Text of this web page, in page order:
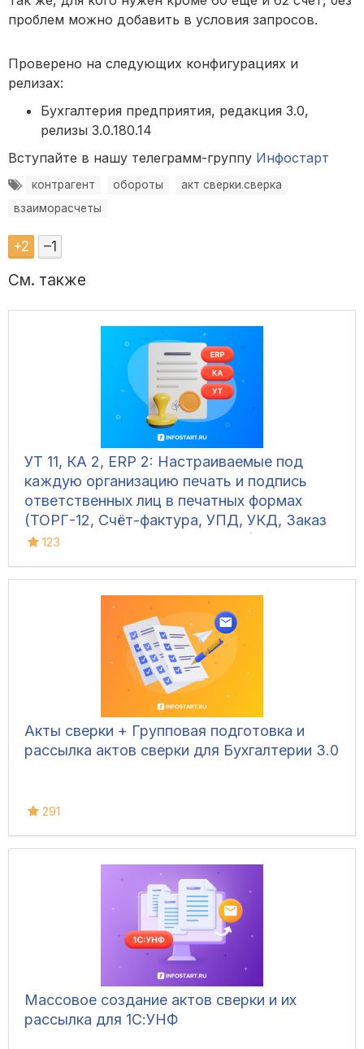
проблем можно добавить в условия запросов.
Проверено на следующих конфигурациях и
релизах:
Бухгалтерия предприятия, редакция 3.0,
релизы 3.0.180.14
Вступайте в нашу телеграмм-группу Инфостарт
контрагент обороты
акт сверки.сверка
взаиморасчеты
+2 –1
См. также
УТ 11, КА 2, ERP 2: Настраиваемые под
каждую организацию печать и подпись
ответственных лиц в печатных формах
(ТОРГ-12, Счёт-фактура, УПД, УКД, Заказ
клиента, Акт сверки, М-15 и др.)
123
Акты сверки + Групповая подготовка и
рассылка актов сверки для Бухгалтерии 3.0
291
Массовое создание актов сверки и их
рассылка для 1С:УНФ